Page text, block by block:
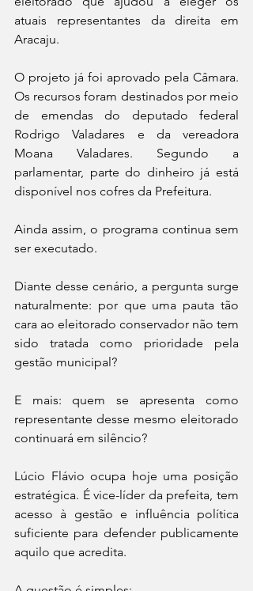
atuais representantes da direita em
Aracaju.
O projeto já foi aprovado pela Câmara.
Os recursos foram destinados por meio
de emendas do deputado federal
Rodrigo Valadares e da vereadora
Moana Valadares. Segundo a
parlamentar, parte do dinheiro já está
disponível nos cofres da Prefeitura.
Ainda assim, o programa continua sem
ser executado.
Diante desse cenário, a pergunta surge
naturalmente: por que uma pauta tão
cara ao eleitorado conservador não tem
sido tratada como prioridade pela
gestão municipal?
E mais: quem se apresenta como
representante desse mesmo eleitorado
continuará em silêncio?
Lúcio Flávio ocupa hoje uma posição
estratégica. É vice-líder da prefeita, tem
acesso à gestão e influência política
suficiente para defender publicamente
aquilo que acredita.